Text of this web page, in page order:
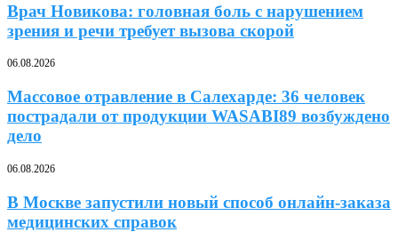
Врач Новикова: головная боль с нарушением
зрения и речи требует вызова скорой
06.08.2026
Массовое отравление в Салехарде: 36 человек
пострадали от продукции WASABI89 возбуждено
дело
06.08.2026
В Москве запустили новый способ онлайн-заказа
медицинских справок